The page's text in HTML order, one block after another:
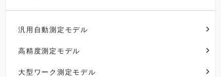
汎用自動測定モデル
高精度測定モデル
大型ワーク測定モデル